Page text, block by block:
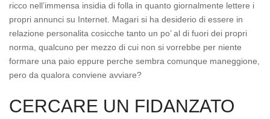
ricco nell’immensa insidia di folla in quanto giornalmente lettere i
propri annunci su Internet. Magari si ha desiderio di essere in
relazione personalita cosicche tanto un po’ al di fuori dei propri
norma, qualcuno per mezzo di cui non si vorrebbe per niente
formare una paio eppure perche sembra comunque maneggione,
pero da qualora conviene avviare?
CERCARE UN FIDANZATO